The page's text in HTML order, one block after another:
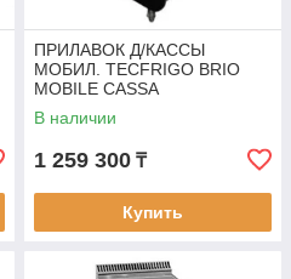
ПРИЛАВОК Д/КАССЫ
МОБИЛ. TECFRIGO BRIO
MOBILE CASSA
В наличии
1 259 300 ₸
Купить